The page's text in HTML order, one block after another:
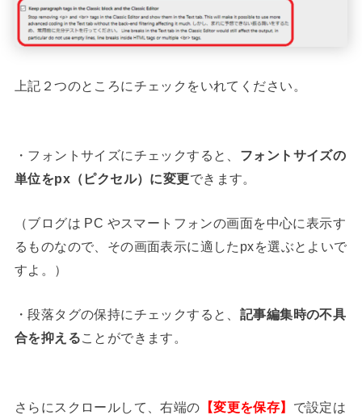
上記２つのところにチェックをいれてください。
・フォントサイズにチェックすると、 フォントサイズの
単位をpx（ピクセル）に変更できます。
（ブログは PC やスマートフォンの画面を中心に表示す
るものなので、その画面表示に適したpxを選ぶとよいで
すよ。）
・段落タグの保持にチェックすると、 記事編集時の不具
合を抑えることができます。
さらにスクロールして、右端の 【変更を保存】 で設定は